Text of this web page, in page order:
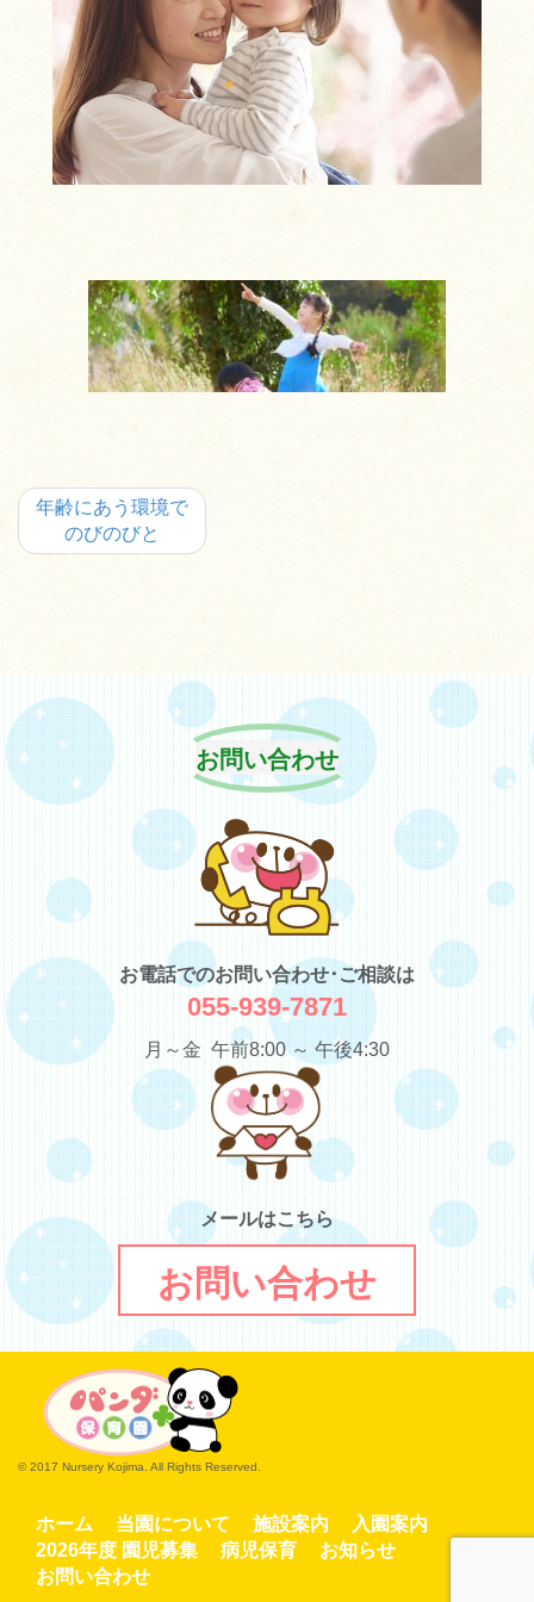
年齢にあう環境で
のびのびと
お問い合わせ
お電話でのお問い合わせ･ご相談は
055-939-7871
月～金 午前8:00 ～ 午後4:30
メールはこちら
お問い合わせ
© 2017 Nursery Kojima. All Rights Reserved.
ホーム 当園について 施設案内
入園案内
2026年度 園児募集
病児保育
お知らせ
お問い合わせ